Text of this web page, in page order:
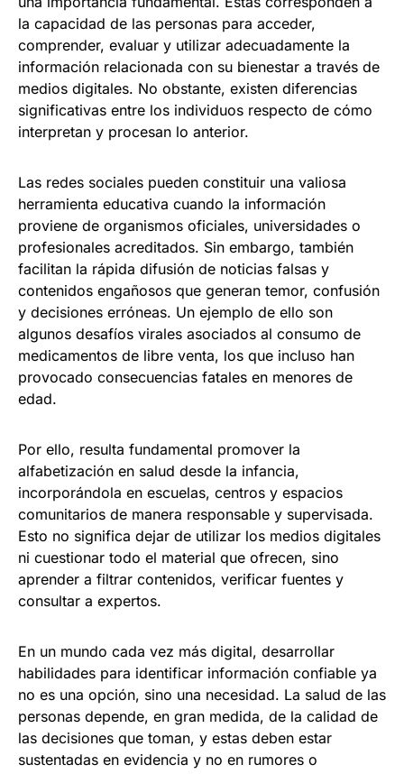
la capacidad de las personas para acceder,
comprender, evaluar y utilizar adecuadamente la
información relacionada con su bienestar a través de
medios digitales. No obstante, existen diferencias
significativas entre los individuos respecto de cómo
interpretan y procesan lo anterior.
Las redes sociales pueden constituir una valiosa
herramienta educativa cuando la información
proviene de organismos oficiales, universidades o
profesionales acreditados. Sin embargo, también
facilitan la rápida difusión de noticias falsas y
contenidos engañosos que generan temor, confusión
y decisiones erróneas. Un ejemplo de ello son
algunos desafíos virales asociados al consumo de
medicamentos de libre venta, los que incluso han
provocado consecuencias fatales en menores de
edad.
Por ello, resulta fundamental promover la
alfabetización en salud desde la infancia,
incorporándola en escuelas, centros y espacios
comunitarios de manera responsable y supervisada.
Esto no significa dejar de utilizar los medios digitales
ni cuestionar todo el material que ofrecen, sino
aprender a filtrar contenidos, verificar fuentes y
consultar a expertos.
En un mundo cada vez más digital, desarrollar
habilidades para identificar información confiable ya
no es una opción, sino una necesidad. La salud de las
personas depende, en gran medida, de la calidad de
las decisiones que toman, y estas deben estar
sustentadas en evidencia y no en rumores o